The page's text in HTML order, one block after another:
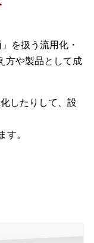
を扱う流用化・
方や製品として成
したりして、設
す。